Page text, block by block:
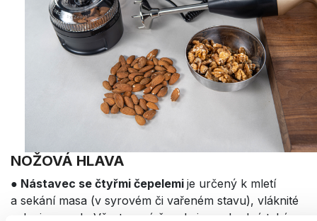
NOŽOVÁ HLAVA
● Nástavec se čtyřmi čepelemi je určený k mletí
a sekání masa (v syrovém či vařeném stavu), vláknité
zeleniny a ryb. Všestranné čepele jsou vhodné také na